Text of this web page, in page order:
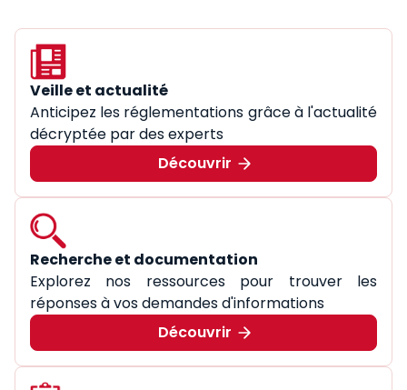
Veille et actualité
Anticipez les réglementations grâce à l'actualité
décryptée par des experts
Découvrir
Recherche et documentation
Explorez nos ressources pour trouver les
réponses à vos demandes d'informations
Découvrir